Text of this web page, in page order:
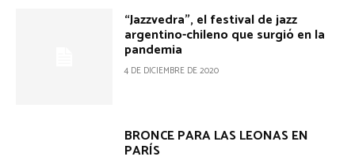
“Jazzvedra”, el festival de jazz
argentino-chileno que surgió en la
pandemia
4 DE DICIEMBRE DE 2020
BRONCE PARA LAS LEONAS EN
PARÍS